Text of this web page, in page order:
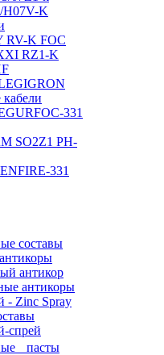
K
RV-K FOC
RZ1-K
331
SO2Z1 PH-
331
составы
антикор
антикоры
- Zinc Spray
спрей
пасты